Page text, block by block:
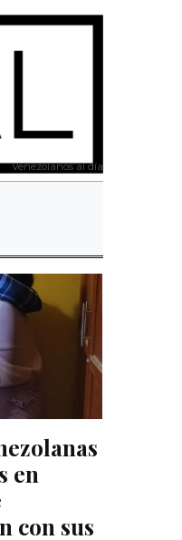
Venezolanos al día
en
con sus